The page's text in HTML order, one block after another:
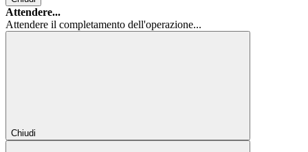
Attendere...
Attendere il completamento dell'operazione...
Chiudi